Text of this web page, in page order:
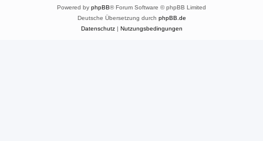
Powered by phpBB® Forum Software © phpBB Limited
Deutsche Übersetzung durch phpBB.de
Datenschutz| Nutzungsbedingungen